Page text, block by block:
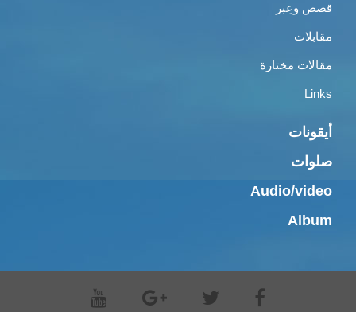
قصص وعِبر
مقابلات
مقالات مختارة
Links
أيقونات
صلوات
Audio/video
Album